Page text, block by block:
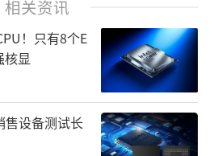
相关资讯
！只有8个E
核显
售设备测试长